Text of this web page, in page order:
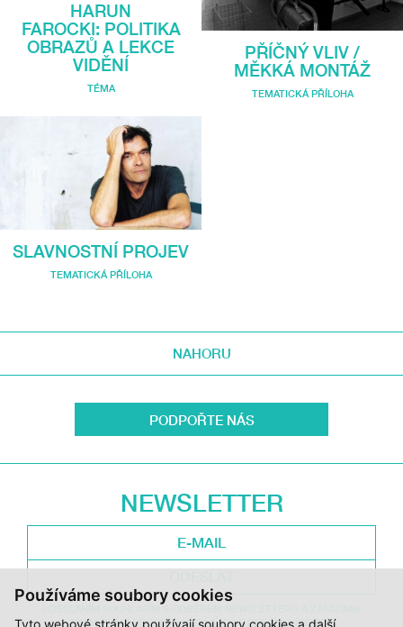
Používáme soubory cookies
Tyto webové stránky používají soubory cookies a další
HARUN
FAROCKI: POLITIKA
OBRAZŮ A LEKCE
VIDĚNÍ
TÉMA
SLAVNOSTNÍ PROJEV
TEMATICKÁ PŘÍLOHA
PŘÍČNÝ VLIV /
MĚKKÁ MONTÁŽ
TEMATICKÁ PŘÍLOHA
NAHORU
PODPOŘTE NÁS
NEWSLETTER
ODESLÁNÍM SOUHLASÍM S ODBĚREM NEWSLETTERU A ZÁSADAMI
ZPRACOVÁNÍ OSOBNÍCH ÚDAJŮ DOC.DREAM. VÍCE ZDE.